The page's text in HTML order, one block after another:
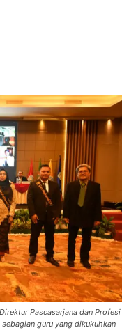
Pascasarjana dan Profesi
guru yang dikukuhkan